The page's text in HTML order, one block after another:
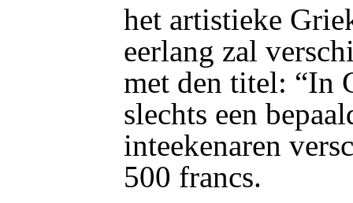
het artistieke
eerlang zal
met den titel: “In
slechts een
inteekenaren
500 francs.